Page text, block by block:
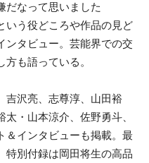
だなって思いました
いう役どころや作品の見ど
ンタビュー。芸能界での交
も語っている。
吉沢亮、志尊淳、山田裕
・山本涼介、佐野勇斗、
＆インタビューも掲載。最
特別付録は岡田将生の高品